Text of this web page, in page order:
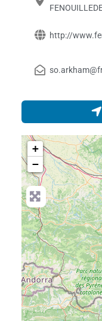
http://
+
−